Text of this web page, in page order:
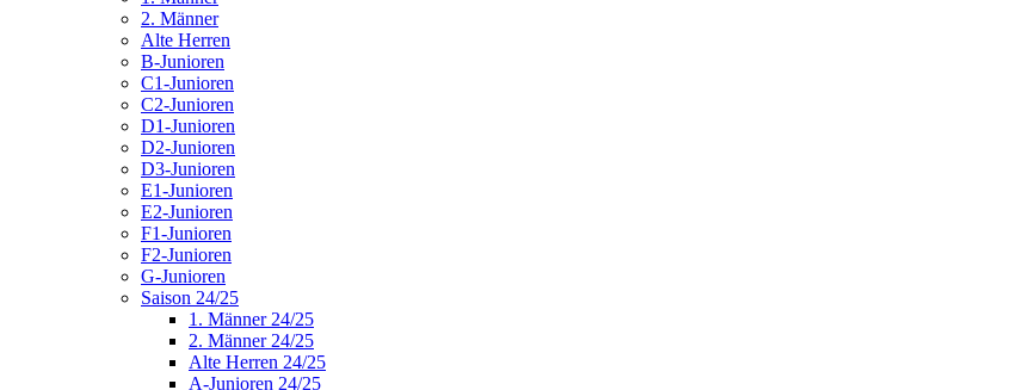
2. Männer
Alte Herren
B-Junioren
C1-Junioren
C2-Junioren
D1-Junioren
D2-Junioren
D3-Junioren
E1-Junioren
E2-Junioren
F1-Junioren
F2-Junioren
G-Junioren
Saison 24/25
1. Männer 24/25
2. Männer 24/25
Alte Herren 24/25
A-Junioren 24/25